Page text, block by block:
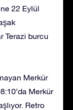
22 Eylül
Terazi burcu
Merkür
Merkür
Retro